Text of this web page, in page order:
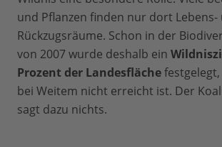
und Pflanzen finden nur dort Lebens-
Rückzugsräume. Schon in der
von 2007 wurde deshalb ein
Prozent der Landesfläche
bei Weitem nicht erreicht ist. Der
sagt dazu nichts.